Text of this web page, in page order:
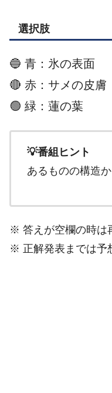
選択肢
🔵 青：氷の表面
🔴 赤：サメの皮膚
🟢 緑：蓮の葉
💡番組ヒント
あるものの構造
※ 答えが空欄の時は
※ 正解発表までは予